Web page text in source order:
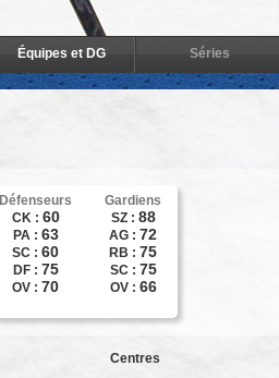
Équipes et DG Séries
Défenseurs
CK : 60
PA : 63
SC : 60
DF : 75
OV : 70
Gardiens
SZ : 88
AG : 72
RB : 75
SC : 75
OV : 66
Centres